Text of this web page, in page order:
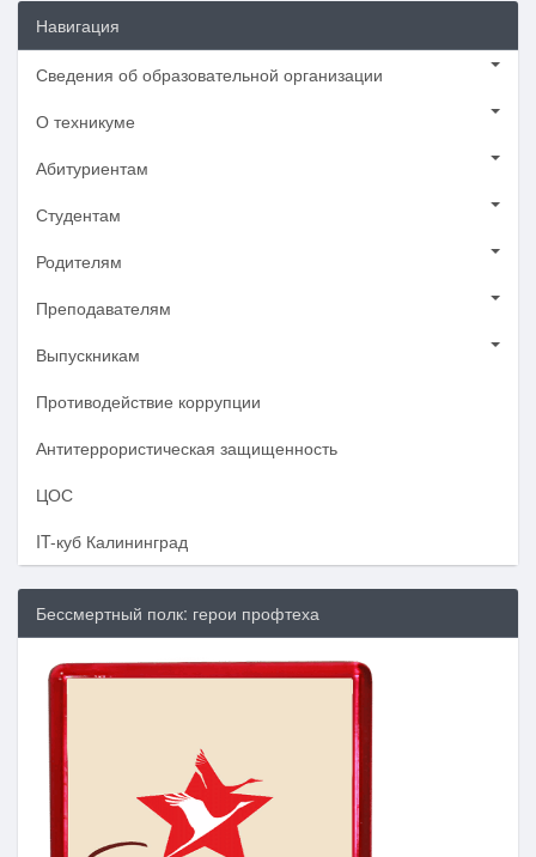
Навигация
Сведения об образовательной организации
О техникуме
Абитуриентам
Студентам
Родителям
Преподавателям
Выпускникам
Противодействие коррупции
Антитеррористическая защищенность
ЦОС
IT-куб Калининград
Бессмертный полк: герои профтеха